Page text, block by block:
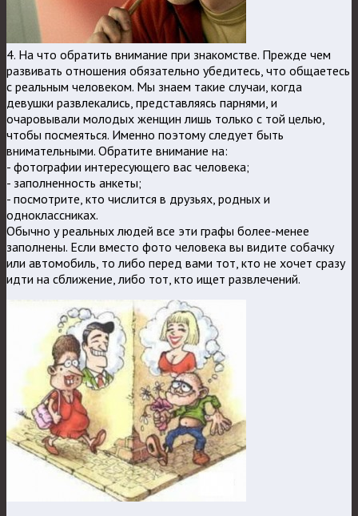
4. На что обратить внимание при знакомстве. Прежде чем
развивать отношения обязательно убедитесь, что общаетесь
с реальным человеком. Мы знаем такие случаи, когда
девушки развлекались, представляясь парнями, и
очаровывали молодых женщин лишь только с той целью,
чтобы посмеяться. Именно поэтому следует быть
внимательными. Обратите внимание на:
- фотографии интересующего вас человека;
- заполненность анкеты;
- посмотрите, кто числится в друзьях, родных и
одноклассниках.
Обычно у реальных людей все эти графы более-менее
заполнены. Если вместо фото человека вы видите собачку
или автомобиль, то либо перед вами тот, кто не хочет сразу
идти на сближение, либо тот, кто ищет развлечений.